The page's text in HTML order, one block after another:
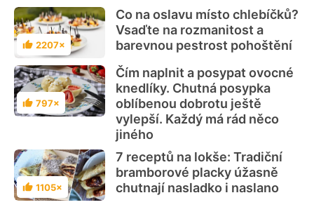
Hodnocení
2207×
Co na oslavu místo chlebíčků?
Vsaďte na rozmanitost a
barevnou pestrost pohoštění
Hodnocení
797×
Čím naplnit a posypat ovocné
knedlíky. Chutná posypka
oblíbenou dobrotu ještě
vylepší. Každý má rád něco
jiného
Hodnocení
1105×
7 receptů na lokše: Tradiční
bramborové placky úžasně
chutnají nasladko i naslano